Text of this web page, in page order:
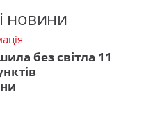
новини
без світла 11